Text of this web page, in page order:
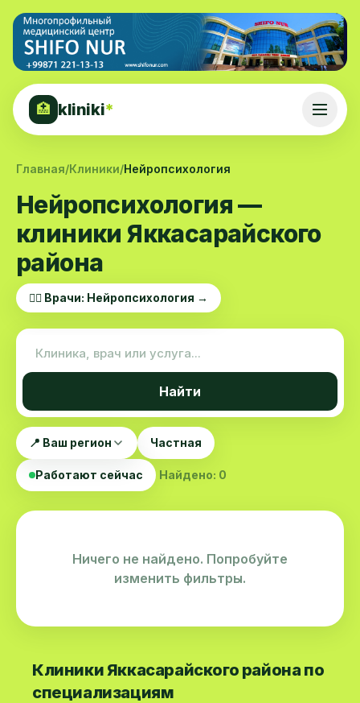
🏥 kliniki*
Главная/Клиники/Нейропсихология
Нейропсихология —
клиники Яккасарайского
района
👨‍⚕️ Врачи: Нейропсихология →
Найти
📍 Ваш регион Частная
Работают сейчас Найдено: 0
Ничего не найдено. Попробуйте
изменить фильтры.
Клиники Яккасарайского района по
специализациям